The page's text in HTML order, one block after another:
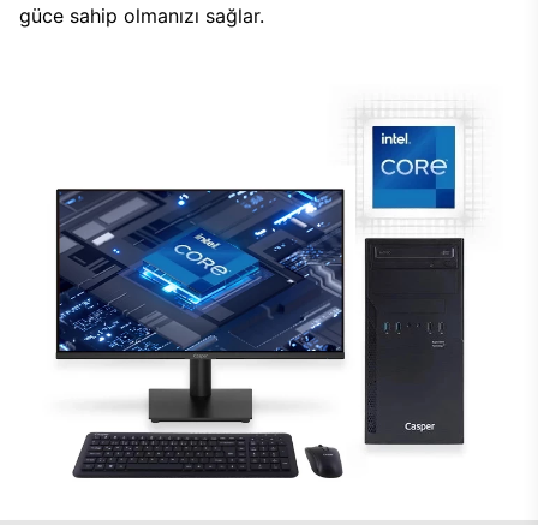
güce sahip olmanızı sağlar.